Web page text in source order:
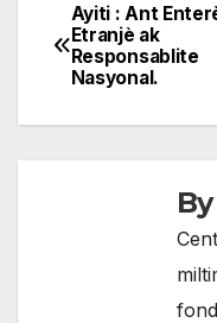
de
l'article
Ayiti : Ant
Etranjè ak
Responsablite
Nasyonal.
By